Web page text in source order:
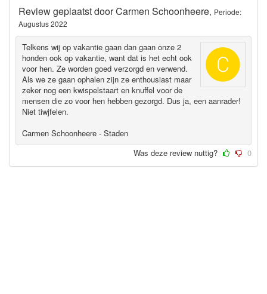
Review geplaatst doorCarmen Schoonheere, Periode:
Augustus 2022
Telkens wij op vakantie gaan dan gaan onze 2
honden ook op vakantie, want dat is het echt ook
voor hen. Ze worden goed verzorgd en verwend.
Als we ze gaan ophalen zijn ze enthousiast maar
zeker nog een kwispelstaart en knuffel voor de
mensen die zo voor hen hebben gezorgd. Dus ja, een aanrader!
Niet tiwjfelen.
Carmen Schoonheere - Staden
Was deze review nuttig?
0